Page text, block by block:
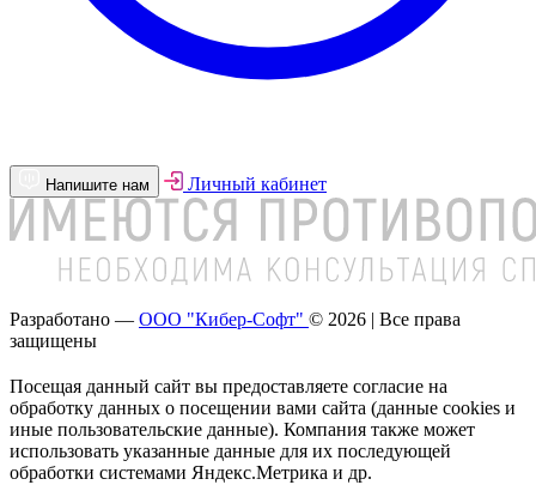
Напишите нам Личный кабинет
Разработано — ООО "Кибер-Софт" © 2026 | Все права
защищены
Посещая данный сайт вы предоставляете согласие на
обработку данных о посещении вами сайта (данные cookies и
иные пользовательские данные). Компания также может
использовать указанные данные для их последующей
обработки системами Яндекс.Метрика и др.